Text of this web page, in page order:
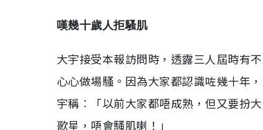
嘆幾十歲人拒騷肌
大宇接受本報訪問時，透露三人屆時有
心心做場騷。因為大家都認識咗幾十年
宇稱︰「以前大家都唔成熟，但又要扮
歌星，唔會騷肌喇！」